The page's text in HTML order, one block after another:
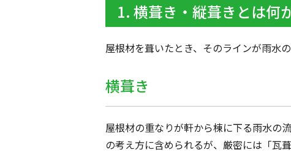
1. 横葺き・縦葺きとは何
屋根材を葺いたとき、そのラインが雨水
横葺き
屋根材の重なりが軒から棟に下る雨水の
の考え方に含められるが、厳密には「瓦